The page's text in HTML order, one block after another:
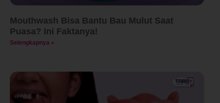
Mouthwash Bisa Bantu Bau Mulut Saat
Puasa? Ini Faktanya!
Selengkapnya »